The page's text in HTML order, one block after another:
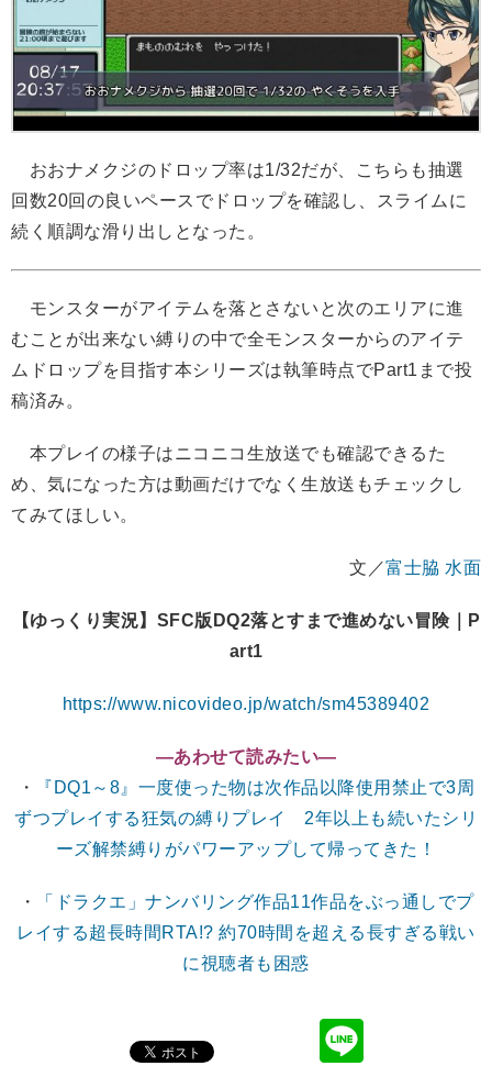
おおナメクジのドロップ率は1/32だが、こちらも抽選
回数20回の良いペースでドロップを確認し、スライムに
続く順調な滑り出しとなった。
モンスターがアイテムを落とさないと次のエリアに進
むことが出来ない縛りの中で全モンスターからのアイテ
ムドロップを目指す本シリーズは執筆時点でPart1まで投
稿済み。
本プレイの様子はニコニコ生放送でも確認できるた
め、気になった方は動画だけでなく生放送もチェックし
てみてほしい。
文／富士脇 水面
【ゆっくり実況】SFC版DQ2落とすまで進めない冒険｜P
art1
https://www.nicovideo.jp/watch/sm45389402
―あわせて読みたい―
・
『DQ1～8』一度使った物は次作品以降使用禁止で3周
ずつプレイする狂気の縛りプレイ 2年以上も続いたシリ
ーズ解禁縛りがパワーアップして帰ってきた！
・
「ドラクエ」ナンバリング作品11作品をぶっ通しでプ
レイする超長時間RTA!? 約70時間を超える長すぎる戦い
に視聴者も困惑